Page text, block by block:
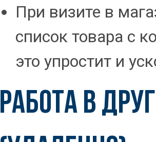
При визите в
список товара с
это упростит и
РАБОТА В